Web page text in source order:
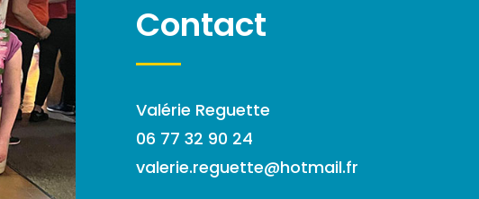
Contact
Valérie Reguette
06 77 32 90 24
valerie.reguette@hotmail.fr